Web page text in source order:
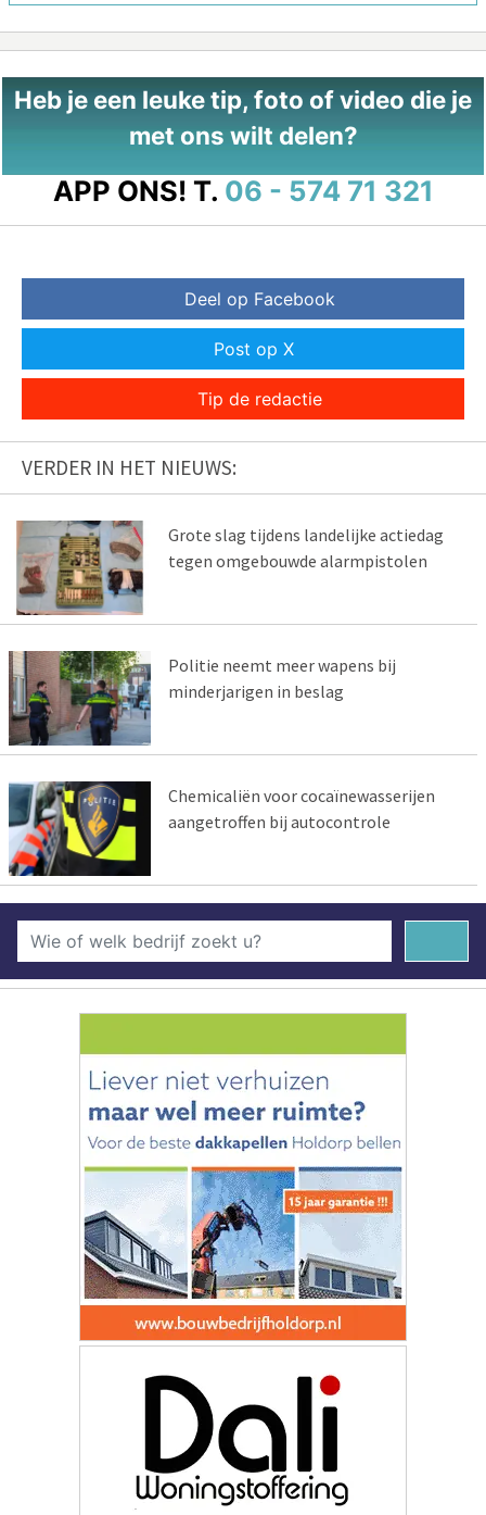
Heb je een leuke tip, foto of video die je
met ons wilt delen?
APP ONS! T. 06 - 574 71 321
Deel op Facebook
Post op X
Tip de redactie
VERDER IN HET NIEUWS:
Grote slag tijdens landelijke actiedag
tegen omgebouwde alarmpistolen
Politie neemt meer wapens bij
minderjarigen in beslag
Chemicaliën voor cocaïnewasserijen
aangetroffen bij autocontrole